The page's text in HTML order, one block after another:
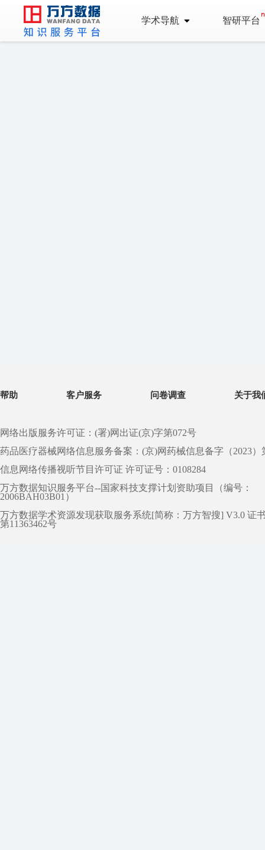
学术导航 智研平台
帮助 客户服务 问卷调查 关于我
网络出版服务许可证：(署)网出证(京)字第072号
药品医疗器械网络信息服务备案：(京)网药械信息备字（2023）
信息网络传播视听节目许可证 许可证号：0108284
万方数据知识服务平台--国家科技支撑计划资助项目（编号：
2006BAH03B01）
万方数据学术资源发现获取服务系统[简称：万方智搜] V3.0 证
第11363462号